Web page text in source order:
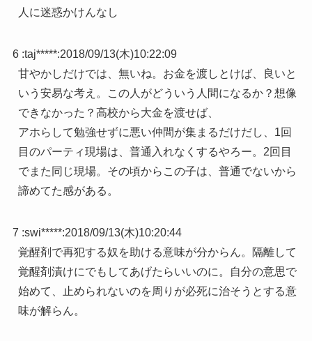
人に迷惑かけんなし
6 :taj*****:2018/09/13(木)10:22:09
甘やかしだけでは、無いね。お金を渡しとけば、良いと
いう安易な考え。この人がどういう人間になるか？想像
できなかった？高校から大金を渡せば、
アホらして勉強せずに悪い仲間が集まるだけだし、1回
目のパーティ現場は、普通入れなくするやろー。2回目
でまた同じ現場。その頃からこの子は、普通でないから
諦めてた感がある。
7 :swi*****:2018/09/13(木)10:20:44
覚醒剤で再犯する奴を助ける意味が分からん。隔離して
覚醒剤漬けにでもしてあげたらいいのに。自分の意思で
始めて、止められないのを周りが必死に治そうとする意
味が解らん。